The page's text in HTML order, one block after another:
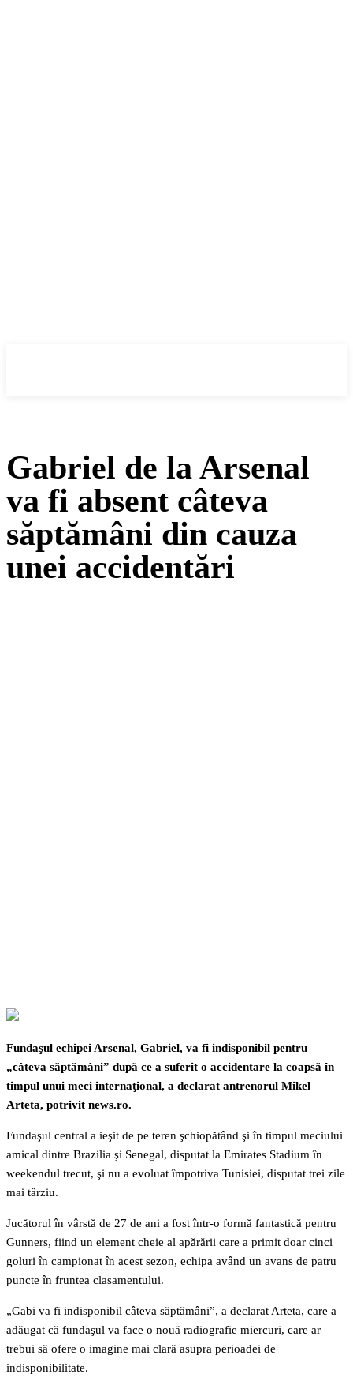
Gabriel de la Arsenal
va fi absent câteva
săptămâni din cauza
unei accidentări
Fundaşul echipei Arsenal, Gabriel, va fi indisponibil pentru
„câteva săptămâni” după ce a suferit o accidentare la coapsă în
timpul unui meci internaţional, a declarat antrenorul Mikel
Arteta, potrivit news.ro.
Fundaşul central a ieşit de pe teren şchiopătând şi în timpul meciului
amical dintre Brazilia şi Senegal, disputat la Emirates Stadium în
weekendul trecut, şi nu a evoluat împotriva Tunisiei, disputat trei zile
mai târziu.
Jucătorul în vârstă de 27 de ani a fost într-o formă fantastică pentru
Gunners, fiind un element cheie al apărării care a primit doar cinci
goluri în campionat în acest sezon, echipa având un avans de patru
puncte în fruntea clasamentului.
„Gabi va fi indisponibil câteva săptămâni”, a declarat Arteta, care a
adăugat că fundaşul va face o nouă radiografie miercuri, care ar
trebui să ofere o imagine mai clară asupra perioadei de
indisponibilitate.